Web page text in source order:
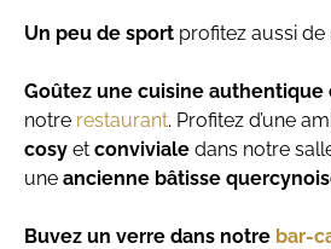
Un peu de sport profitez aussi de
Goûtez une cuisine authentique
notre restaurant. Profitez d’une
cosy et conviviale dans notre
une ancienne bâtisse
Buvez un verre dans notre bar-